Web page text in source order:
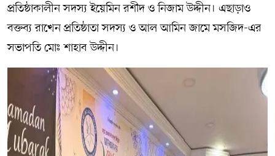
প্রতিষ্ঠাকালীন সদস্য ইয়েমিন রশীদ ও নিজাম উদ্দীন। এছাড়াও
বক্তব্য রাখেন প্রতিষ্ঠাতা সদস্য ও আল আমিন জামে মসজিদ-এর
সভাপতি মোঃ শাহাব উদ্দীন।